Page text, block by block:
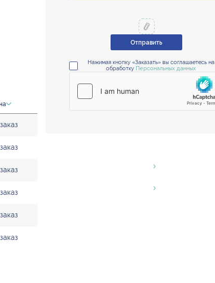
Отправить
Нажимая кнопку «Заказать» вы соглашаетесь на
обработку Персональных данных